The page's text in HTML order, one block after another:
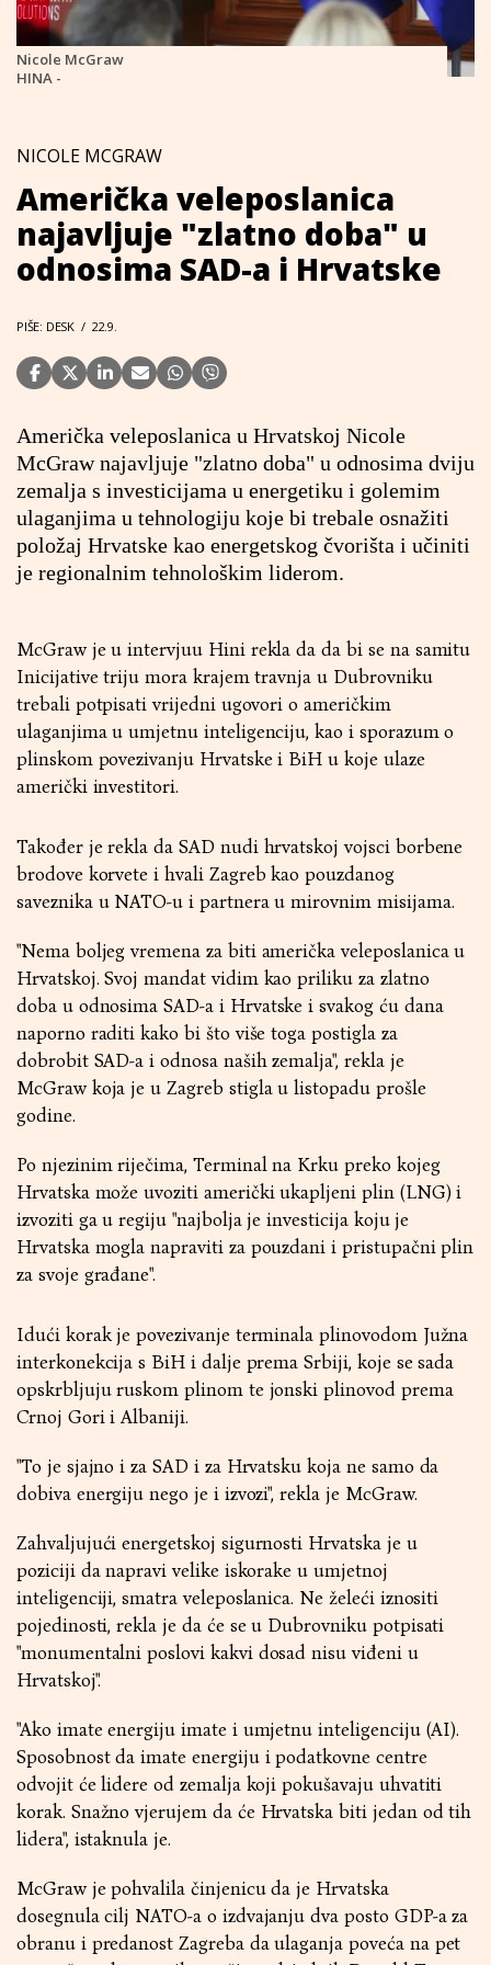
Nicole McGraw
HINA -
NICOLE MCGRAW
Američka veleposlanica
najavljuje "zlatno doba" u
odnosima SAD-a i Hrvatske
PIŠE: DESK / 22.9.
Američka veleposlanica u Hrvatskoj Nicole
McGraw najavljuje "zlatno doba" u odnosima dviju
zemalja s investicijama u energetiku i golemim
ulaganjima u tehnologiju koje bi trebale osnažiti
položaj Hrvatske kao energetskog čvorišta i učiniti
je regionalnim tehnološkim liderom.
McGraw je u intervjuu Hini rekla da da bi se na samitu
Inicijative triju mora krajem travnja u Dubrovniku
trebali potpisati vrijedni ugovori o američkim
ulaganjima u umjetnu inteligenciju, kao i sporazum o
plinskom povezivanju Hrvatske i BiH u koje ulaze
američki investitori.
Također je rekla da SAD nudi hrvatskoj vojsci borbene
brodove korvete i hvali Zagreb kao pouzdanog
saveznika u NATO-u i partnera u mirovnim misijama.
"Nema boljeg vremena za biti američka veleposlanica u
Hrvatskoj. Svoj mandat vidim kao priliku za zlatno
doba u odnosima SAD-a i Hrvatske i svakog ću dana
naporno raditi kako bi što više toga postigla za
dobrobit SAD-a i odnosa naših zemalja", rekla je
McGraw koja je u Zagreb stigla u listopadu prošle
godine.
Po njezinim riječima, Terminal na Krku preko kojeg
Hrvatska može uvoziti američki ukapljeni plin (LNG) i
izvoziti ga u regiju "najbolja je investicija koju je
Hrvatska mogla napraviti za pouzdani i pristupačni plin
za svoje građane".
Idući korak je povezivanje terminala plinovodom Južna
interkonekcija s BiH i dalje prema Srbiji, koje se sada
opskrbljuju ruskom plinom te jonski plinovod prema
Crnoj Gori i Albaniji.
"To je sjajno i za SAD i za Hrvatsku koja ne samo da
dobiva energiju nego je i izvozi", rekla je McGraw.
Zahvaljujući energetskoj sigurnosti Hrvatska je u
poziciji da napravi velike iskorake u umjetnoj
inteligenciji, smatra veleposlanica. Ne želeći iznositi
pojedinosti, rekla je da će se u Dubrovniku potpisati
"monumentalni poslovi kakvi dosad nisu viđeni u
Hrvatskoj".
"Ako imate energiju imate i umjetnu inteligenciju (AI).
Sposobnost da imate energiju i podatkovne centre
odvojit će lidere od zemalja koji pokušavaju uhvatiti
korak. Snažno vjerujem da će Hrvatska biti jedan od tih
lidera", istaknula je.
McGraw je pohvalila činjenicu da je Hrvatska
dosegnula cilj NATO-a o izdvajanju dva posto GDP-a za
obranu i predanost Zagreba da ulaganja poveća na pet